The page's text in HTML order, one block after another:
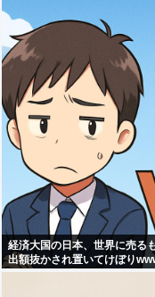
経済大国の日本、世界に売る
出額抜かされ置いてけぼり